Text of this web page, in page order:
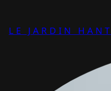
LE JARDIN